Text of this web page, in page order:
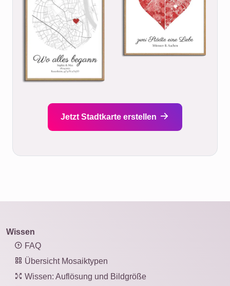
Jetzt Stadtkarte erstellen
Wissen
FAQ
Übersicht Mosaiktypen
Wissen: Auflösung und Bildgröße